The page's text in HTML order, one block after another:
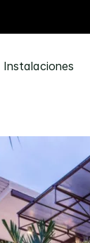
Instalaciones